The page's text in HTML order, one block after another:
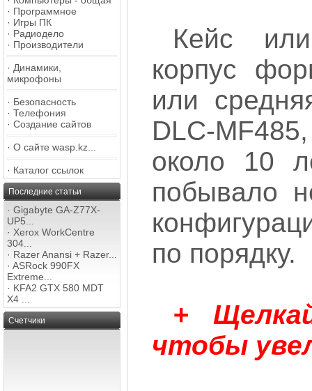
· Программное
· Игры ПК
· Радиодело
· Производители
· Динамики,
микрофоны
· Безопасность
· Телефония
· Создание сайтов
· О сайте wasp.kz...
· Каталог ссылок
Последние статьи
· Gigabyte GA-Z77X-
UP5...
· Xerox WorkCentre
304...
· Razer Anansi + Razer...
· ASRock 990FX
Extreme...
· KFA2 GTX 580 MDT
X4 ...
Счетчики
Кейс
корпус
или
DLC-
около 10
побывало
по порядку.
+
чтобы